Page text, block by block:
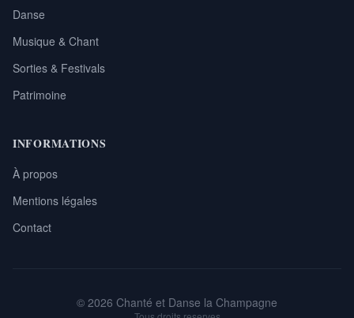
Danse
Musique & Chant
Sorties & Festivals
Patrimoine
INFORMATIONS
À propos
Mentions légales
Contact
© 2026 Chanté et Danse la Champagne